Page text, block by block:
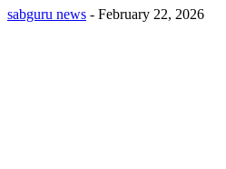
sabguru news - February 22, 2026